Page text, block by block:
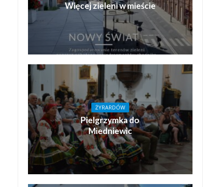
Więcej zieleni w mieście
ŻYRARDÓW
Pielgrzymka do
Miedniewic